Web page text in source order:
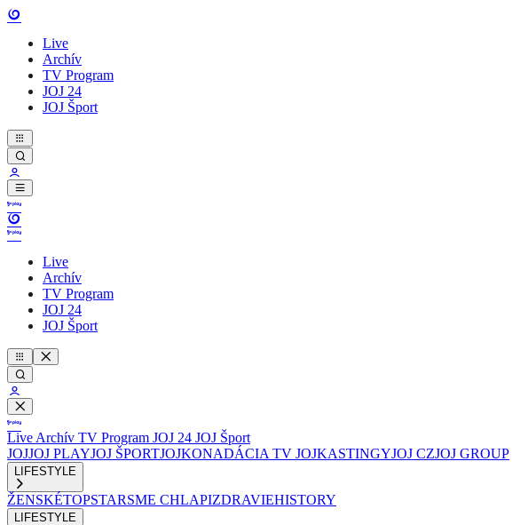
Live
Archív
TV Program
JOJ 24
JOJ Šport
Live
Archív
TV Program
JOJ 24
JOJ Šport
Live Archív TV Program JOJ 24 JOJ Šport
JOJJOJ PLAYJOJ ŠPORTJOJKONADÁCIA TV JOJKASTINGYJOJ CZJOJ GROUP
LIFESTYLE
ŽENSKÉTOPSTARSME CHLAPIZDRAVIEHISTORY
LIFESTYLE